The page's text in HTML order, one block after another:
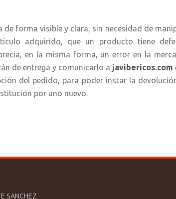
visible y clara, sin necesidad de
adquirido, que un producto tiene
en la misma forma, un error en la
de entrega y comunicarlo a javibericos.com
del pedido, para poder instar la
por uno nuevo.
SANCHEZ